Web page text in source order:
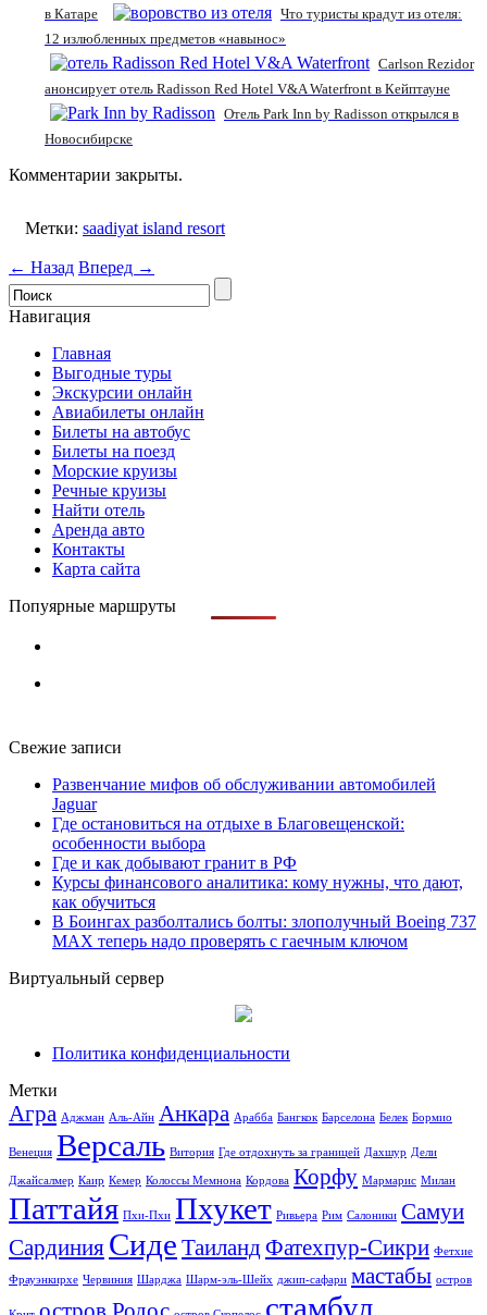
в Катаре
Что туристы крадут из отеля:
12 излюбленных предметов «навынос»
Carlson Rezidor
анонсирует отель Radisson Red Hotel V&A Waterfront в Кейптауне
Отель Park Inn by Radisson открылся в
Новосибирске
Комментарии закрыты.
Метки: saadiyat island resort
← Назад Вперед →
Навигация
Главная
Выгодные туры
Экскурсии онлайн
Авиабилеты онлайн
Билеты на автобус
Билеты на поезд
Морские круизы
Речные круизы
Найти отель
Аренда авто
Контакты
Карта сайта
Попуярные маршруты
Свежие записи
Развенчание мифов об обслуживании автомобилей
Jaguar
Где остановиться на отдыхе в Благовещенской:
особенности выбора
Где и как добывают гранит в РФ
Курсы финансового аналитика: кому нужны, что дают,
как обучиться
В Боингах разболтались болты: злополучный Boeing 737
MAX теперь надо проверять с гаечным ключом
Виртуальный сервер
Политика конфиденциальности
Метки
Агра Аджман Аль-Айн Анкара Арабба Бангкок Барселона Белек Бормио
Венеция Версаль Витория Где отдохнуть за границей Дахшур Дели
Джайсалмер Каир Кемер Колоссы Мемнона Кордова Корфу Мармарис Милан
Паттайя Пхи-Пхи Пхукет Ривьера Рим Салоники Самуи
Сардиния Сиде ТаиландФатехпур-Сикри Фетхие
Фрауэнкирхе Червиния Шарджа Шарм-эль-Шейх джип-сафари мастабы остров
стамбул